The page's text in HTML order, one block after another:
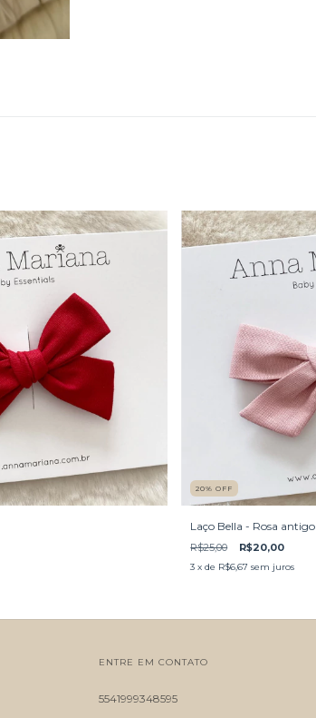
20%OFF
Laço Bella - Rosa antigo
R$25,00 R$20,00
3 x de R$6,67 sem juros
ENTRE EM CONTATO
5541999348595